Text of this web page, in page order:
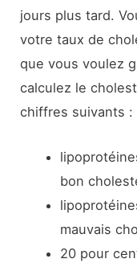
jours plus tard.
votre taux de
que vous voulez
calculez le
chiffres suivants :
bon
mauvais
20 pour